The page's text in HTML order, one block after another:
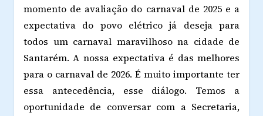
momento de avaliação do carnaval de 2025 e a
expectativa do povo elétrico já deseja para
todos um carnaval maravilhoso na cidade de
Santarém. A nossa expectativa é das melhores
para o carnaval de 2026. É muito importante ter
essa antecedência, esse diálogo. Temos a
oportunidade de conversar com a Secretaria,